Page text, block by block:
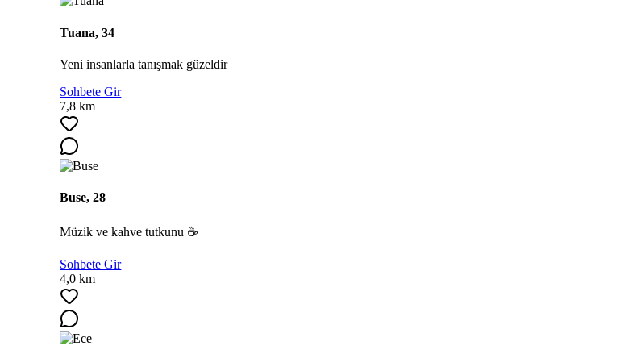
Tuana, 34
Yeni insanlarla tanışmak güzeldir
Sohbete Gir
7,8 km
Buse, 28
Müzik ve kahve tutkunu ☕
Sohbete Gir
4,0 km